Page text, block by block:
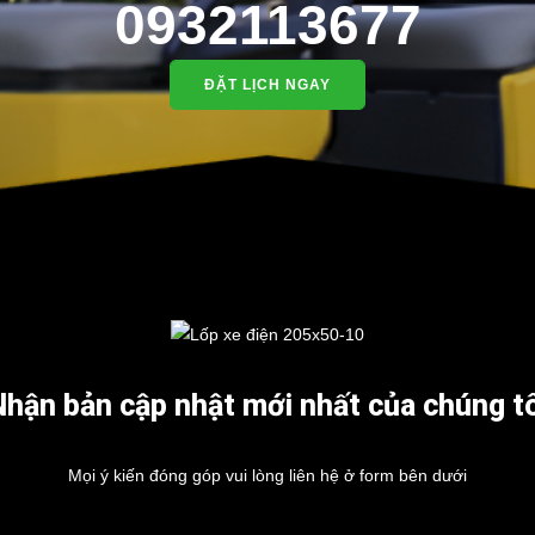
0932113677
ĐẶT LỊCH NGAY
bản cập nhật mới nhất của chúng
Mọi ý kiến đóng góp vui lòng liên hệ ở form bên dưới